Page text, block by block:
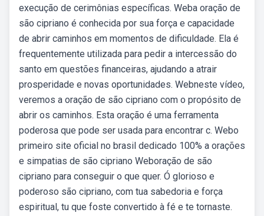
execução de cerimônias específicas. Weba oração de
são cipriano é conhecida por sua força e capacidade
de abrir caminhos em momentos de dificuldade. Ela é
frequentemente utilizada para pedir a intercessão do
santo em questões financeiras, ajudando a atrair
prosperidade e novas oportunidades. Webneste vídeo,
veremos a oração de são cipriano com o propósito de
abrir os caminhos. Esta oração é uma ferramenta
poderosa que pode ser usada para encontrar c. Webo
primeiro site oficial no brasil dedicado 100% a orações
e simpatias de são cipriano Weboração de são
cipriano para conseguir o que quer. Ó glorioso e
poderoso são cipriano, com tua sabedoria e força
espiritual, tu que foste convertido à fé e te tornaste.